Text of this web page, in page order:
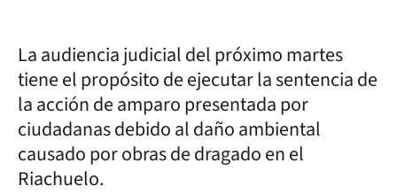
La audiencia judicial del próximo martes
tiene el propósito de ejecutar la sentencia de
la acción de amparo presentada por
ciudadanas debido al daño ambiental
causado por obras de dragado en el
Riachuelo.